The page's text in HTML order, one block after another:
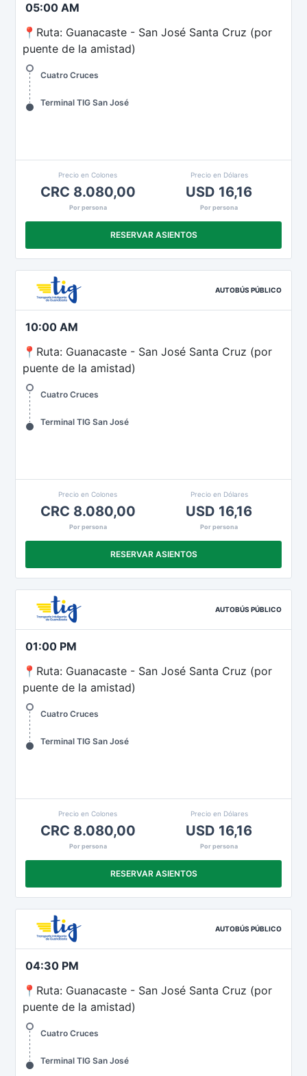
05:00 AM
📍Ruta: Guanacaste - San José Santa Cruz (por
puente de la amistad)
Cuatro Cruces
Terminal TIG San José
Precio en Colones
CRC 8.080,00
Por persona
Precio en Dólares
USD 16,16
Por persona
RESERVAR ASIENTOS
AUTOBÚS PÚBLICO
10:00 AM
📍Ruta: Guanacaste - San José Santa Cruz (por
puente de la amistad)
Cuatro Cruces
Terminal TIG San José
Precio en Colones
CRC 8.080,00
Por persona
Precio en Dólares
USD 16,16
Por persona
RESERVAR ASIENTOS
AUTOBÚS PÚBLICO
01:00 PM
📍Ruta: Guanacaste - San José Santa Cruz (por
puente de la amistad)
Cuatro Cruces
Terminal TIG San José
Precio en Colones
CRC 8.080,00
Por persona
Precio en Dólares
USD 16,16
Por persona
RESERVAR ASIENTOS
AUTOBÚS PÚBLICO
04:30 PM
📍Ruta: Guanacaste - San José Santa Cruz (por
puente de la amistad)
Cuatro Cruces
Terminal TIG San José